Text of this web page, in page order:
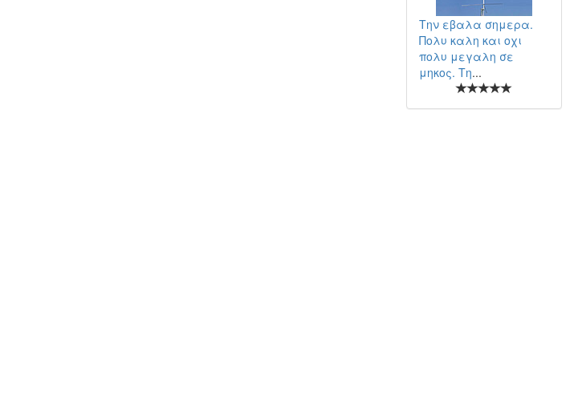
Την εβαλα σημερα.
Πολυ καλη και οχι
πολυ μεγαλη σε
μηκος. Τη...